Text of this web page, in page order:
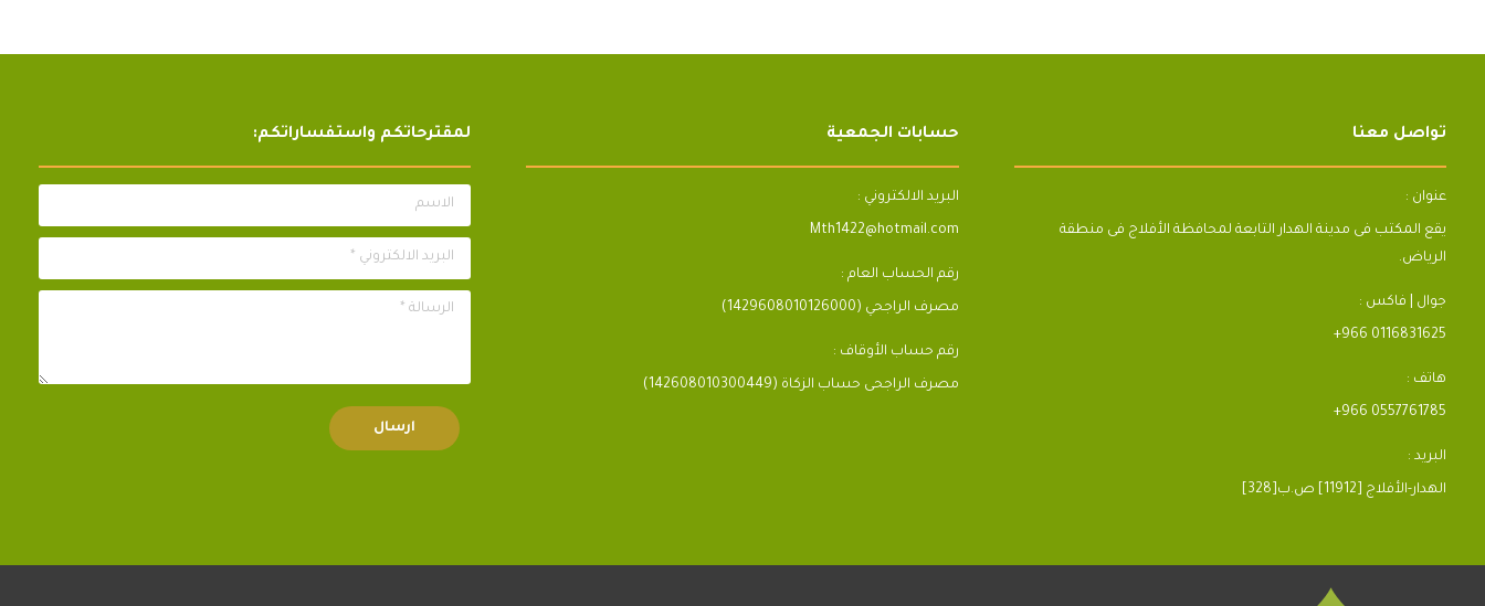
تواصل معنا
عنوان :
يقع المكتب فى مدينة الهدار التابعة لمحافظة الأفلاج فى منطقة
الرياض.
جوال | فاكس :
+966 0116831625
هاتف :
+966 0557761785
البريد :
[328]الهدار-الأفلاج [11912] ص.ب
حسابات الجمعية
البريد الالكتروني :
Mth1422@hotmail.com
رقم الحساب العام :
مصرف الراجحي (1429608010126000)
رقم حساب الأوقاف :
مصرف الراجحى حساب الزكاة (142608010300449)
لمقترحاتكم واستفساراتكم:
الاسم
البريد الالكتروني *
الرسالة *